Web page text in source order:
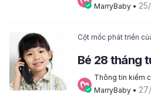
MarryBaby •
Cột mốc phát triển
Bé 28 tháng
Thông tin kiểm
MarryBaby •